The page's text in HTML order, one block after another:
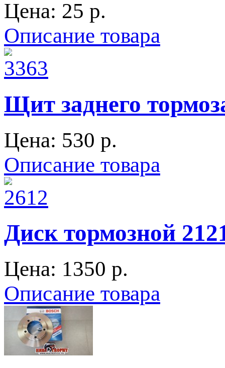
Цена: 25 p.
Описание товара
Щит заднего
Цена: 530 p.
Описание товара
Диск тормозной
Цена: 1350 p.
Описание товара